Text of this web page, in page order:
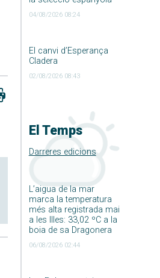
04/08/2026 08:24
El canvi d’Esperança
Cladera
02/08/2026 08:43
El Temps
Darreres edicions
L’aigua de la mar
marca la temperatura
més alta registrada mai
a les Illes: 33,02 ºC a la
boia de sa Dragonera
06/08/2026 02:44